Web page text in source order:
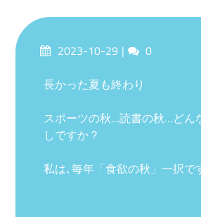
Posted2023-10-29 Comments
0
長かった夏も終わり
スポーツの秋…読書の秋…どん
しですか？
私は､毎年「食欲の秋」一択で